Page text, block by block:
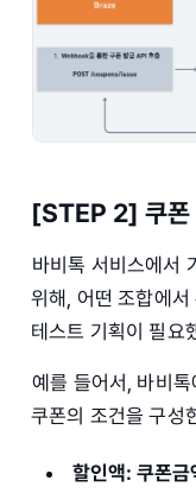
[STEP 2] 쿠폰
바비톡 서비스에서
위해, 어떤 조합에
테스트 기획이 필요
예를 들어서, 바비
쿠폰의 조건을 구성
할인액: 쿠폰